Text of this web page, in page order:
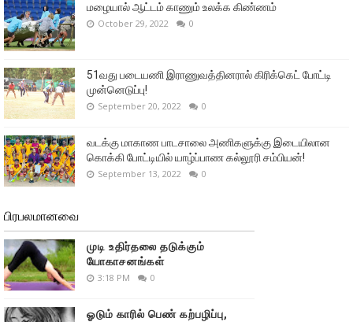
மழையால் ஆட்டம் காணும் உலக்க கிண்ணம்
October 29, 2022 0
51வது படையணி இராணுவத்தினரால் கிரிக்கெட் போட்டி
முன்னெடுப்பு!
September 20, 2022 0
வடக்கு மாகாண பாடசாலை அணிகளுக்கு இடையிலான
கொக்கி போட்டியில் யாழ்ப்பாண கல்லூரி சம்பியன்!
September 13, 2022 0
பிரபலமானவை
முடி உதிர்தலை தடுக்கும்
யோகாசனங்கள்
3:18 PM 0
ஓடும் காரில் பெண் கற்பழிப்பு,